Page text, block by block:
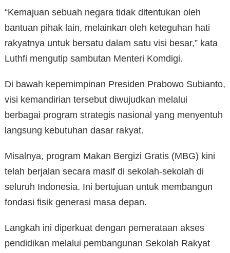
“Kemajuan sebuah negara tidak ditentukan oleh
bantuan pihak lain, melainkan oleh keteguhan hati
rakyatnya untuk bersatu dalam satu visi besar,” kata
Luthfi mengutip sambutan Menteri Komdigi.
Di bawah kepemimpinan Presiden Prabowo Subianto,
visi kemandirian tersebut diwujudkan melalui
berbagai program strategis nasional yang menyentuh
langsung kebutuhan dasar rakyat.
Misalnya, program Makan Bergizi Gratis (MBG) kini
telah berjalan secara masif di sekolah-sekolah di
seluruh Indonesia. Ini bertujuan untuk membangun
fondasi fisik generasi masa depan.
Langkah ini diperkuat dengan pemerataan akses
pendidikan melalui pembangunan Sekolah Rakyat